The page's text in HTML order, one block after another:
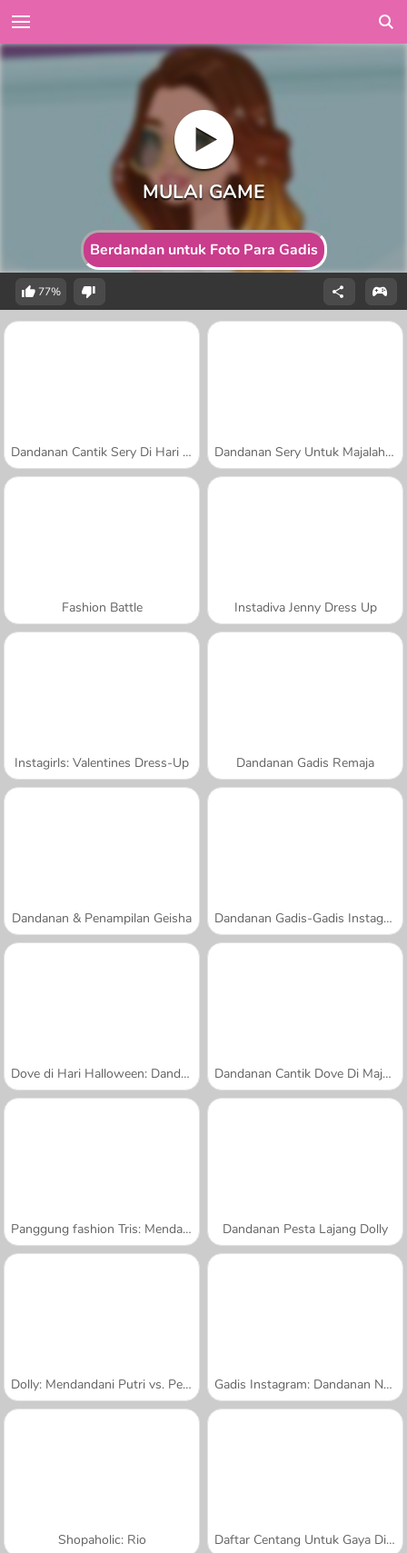
Berdandan untuk Foto Para Gadis
77%
Dandanan Cantik Sery Di Hari Belanja Dandanan Sery Untuk Majalah Fesyen
Fashion Battle Instadiva Jenny Dress Up
Instagirls: Valentines Dress-Up Dandanan Gadis Remaja
Dandanan & Penampilan Geisha Dandanan Gadis-Gadis Instagram
Dove di Hari Halloween: Dandanan Cantik Dandanan Cantik Dove Di Majalah
Panggung fashion Tris: Mendandani Dolly Dandanan Pesta Lajang Dolly
Dolly: Mendandani Putri vs. Penjahat Gadis Instagram: Dandanan Natal
Shopaholic: Rio Daftar Centang Untuk Gaya Di Musim Panas